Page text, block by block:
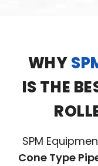
WHY
IS THE
SPM
Cone Type